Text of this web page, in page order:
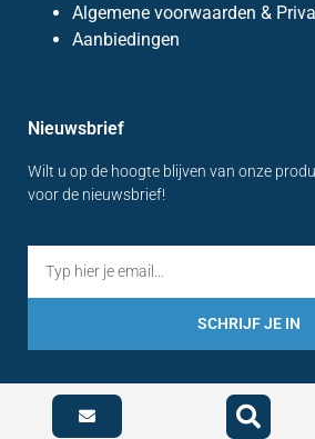
Algemene voorwaarden &
Aanbiedingen
Nieuwsbrief
Wilt u op de hoogte blijven van onze
voor de nieuwsbrief!
SCHRIJF JE IN